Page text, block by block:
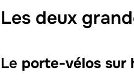
Les deux
Le porte-vélos sur